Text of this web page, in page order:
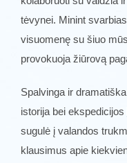
tėvynei. Minint
visuomenę su šiuo
provokuoja žiūrovą
Spalvinga ir
istorija bei
sugulė į valandos
klausimus apie